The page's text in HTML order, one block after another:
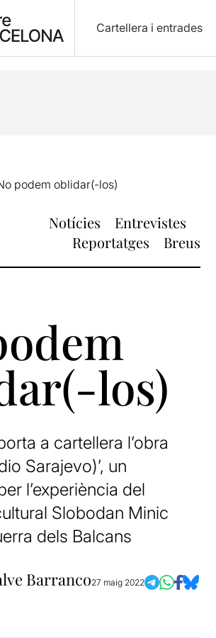
Cartellera i entrades
podem oblidar(-los)
Notícies
Entrevistes
Reportatges
Breus
los)
a cartellera l’obra
Sarajevo)’, un
l’experiència del
Slobodan Minic
dels Balcans
Barranco27 maig 2022